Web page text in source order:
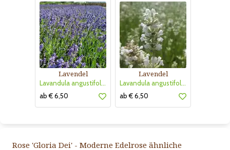
Lavendel
Lavandula angustifolia 'Thumbelina Leigh'
ab € 6,50
Lavendel
Lavandula angustifolia 'Arctic Snow'
ab € 6,50
Rose 'Gloria Dei' - Moderne Edelrose ähnliche